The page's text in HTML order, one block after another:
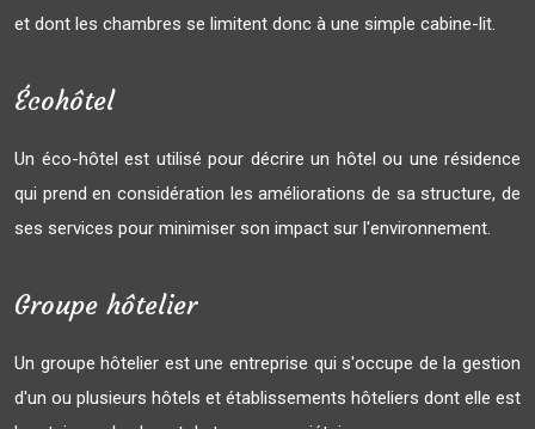
et dont les chambres se limitent donc à une simple cabine-lit.
Écohôtel
Un éco-hôtel est utilisé pour décrire un hôtel ou une résidence
qui prend en considération les améliorations de sa structure, de
ses services pour minimiser son impact sur l'environnement.
Groupe hôtelier
Un groupe hôtelier est une entreprise qui s'occupe de la gestion
d'un ou plusieurs hôtels et établissements hôteliers dont elle est